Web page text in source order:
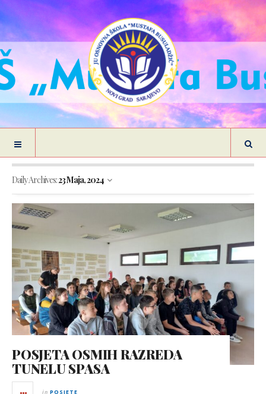
Daily Archives:23 Maja, 2024
POSJETA OSMIH RAZREDA
TUNELU SPASA
in POSJETE